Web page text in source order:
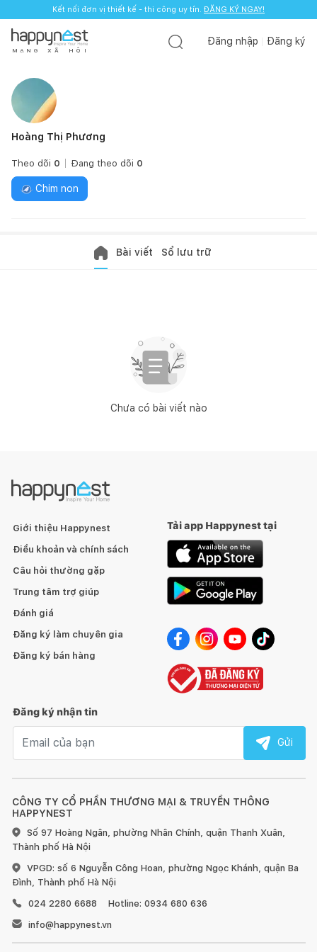
Kết nối đơn vị thiết kế - thi công uy tín. ĐĂNG KÝ NGAY!
M Ạ N G X Ã H Ộ I
Đăng nhập Đăng ký
Hoàng Thị Phương
Theo dõi 0 Đang theo dõi 0
Chim non
Bài viết Sổ lưu trữ
Chưa có bài viết nào
CÔNG TY CỔ PHẦN THƯƠNG MẠI & TRUYỀN THÔNG
HAPPYNEST
Số 97 Hoàng Ngân, phường Nhân Chính, quận Thanh Xuân,
Thành phố Hà Nội
VPGD: số 6 Nguyễn Công Hoan, phường Ngọc Khánh, quận Ba
Đình, Thành phố Hà Nội
024 2280 6688
Hotline: 0934 680 636
info@happynest.vn
Giới thiệu Happynest
Điều khoản và chính sách
Câu hỏi thường gặp
Trung tâm trợ giúp
Đánh giá
Đăng ký làm chuyên gia
Đăng ký bán hàng
Tải app Happynest tại
Đăng ký nhận tin
Gửi